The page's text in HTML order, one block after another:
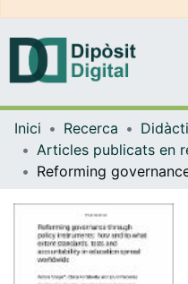
Inici Recerca